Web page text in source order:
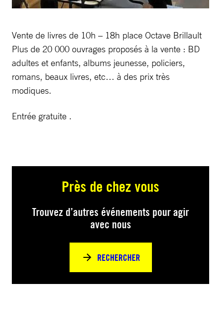
Vente de livres de 10h – 18h place Octave Brillault
Plus de 20 000 ouvrages proposés à la vente : BD
adultes et enfants, albums jeunesse, policiers,
romans, beaux livres, etc… à des prix très
modiques.
Entrée gratuite .
Près de chez vous
Trouvez d’autres événements pour agir
avec nous
RECHERCHER